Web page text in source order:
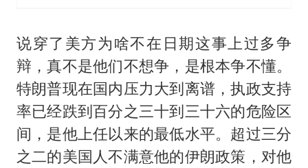
说穿了美方为啥不在日期这事上过多争
辩，真不是他们不想争，是根本争不懂。
特朗普现在国内压力大到离谱，执政支持
率已经跌到百分之三十到三十六的危险区
间，是他上任以来的最低水平。超过三分
之二的美国人不满意他的伊朗政策，对他